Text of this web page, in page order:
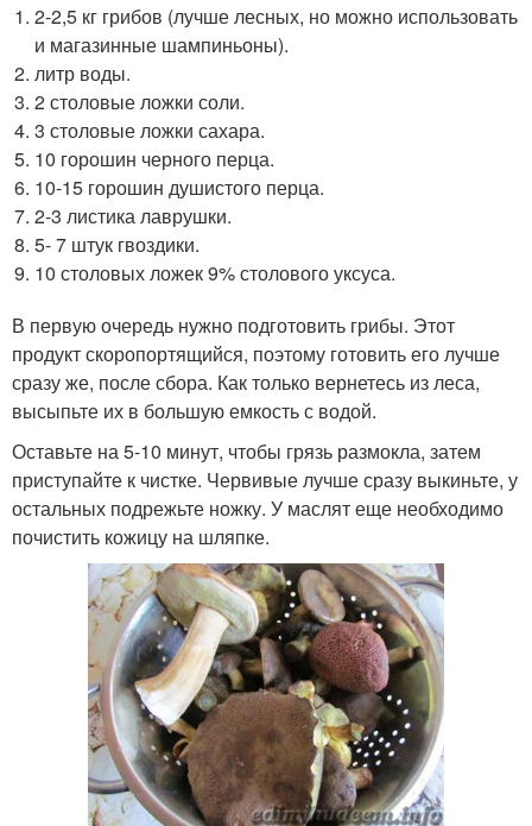
2-2,5 кг грибов (лучше лесных, но можно использовать
и магазинные шампиньоны).
литр воды.
2 столовые ложки соли.
3 столовые ложки сахара.
10 горошин черного перца.
10-15 горошин душистого перца.
2-3 листика лаврушки.
5- 7 штук гвоздики.
10 столовых ложек 9% столового уксуса.
В первую очередь нужно подготовить грибы. Этот
продукт скоропортящийся, поэтому готовить его лучше
сразу же, после сбора. Как только вернетесь из леса,
высыпьте их в большую емкость с водой.
Оставьте на 5-10 минут, чтобы грязь размокла, затем
приступайте к чистке. Червивые лучше сразу выкиньте, у
остальных подрежьте ножку. У маслят еще необходимо
почистить кожицу на шляпке.